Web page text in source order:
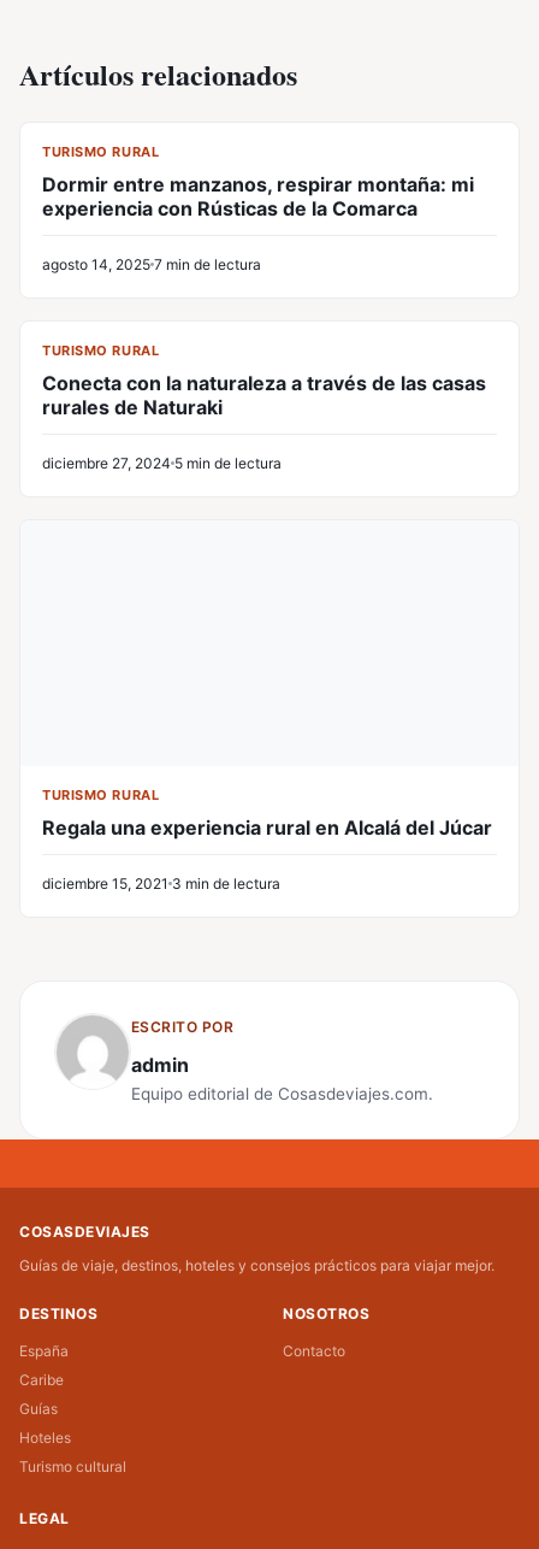
Artículos relacionados
TURISMO RURAL
Dormir entre manzanos, respirar montaña: mi
experiencia con Rústicas de la Comarca
agosto 14, 2025 7 min de lectura
TURISMO RURAL
Conecta con la naturaleza a través de las casas
rurales de Naturaki
diciembre 27, 2024 5 min de lectura
TURISMO RURAL
Regala una experiencia rural en Alcalá del Júcar
diciembre 15, 2021 3 min de lectura
ESCRITO POR
admin
Equipo editorial de Cosasdeviajes.com.
COSASDEVIAJES
Guías de viaje, destinos, hoteles y consejos prácticos para viajar mejor.
DESTINOS
España
Caribe
Guías
Hoteles
Turismo cultural
NOSOTROS
Contacto
LEGAL